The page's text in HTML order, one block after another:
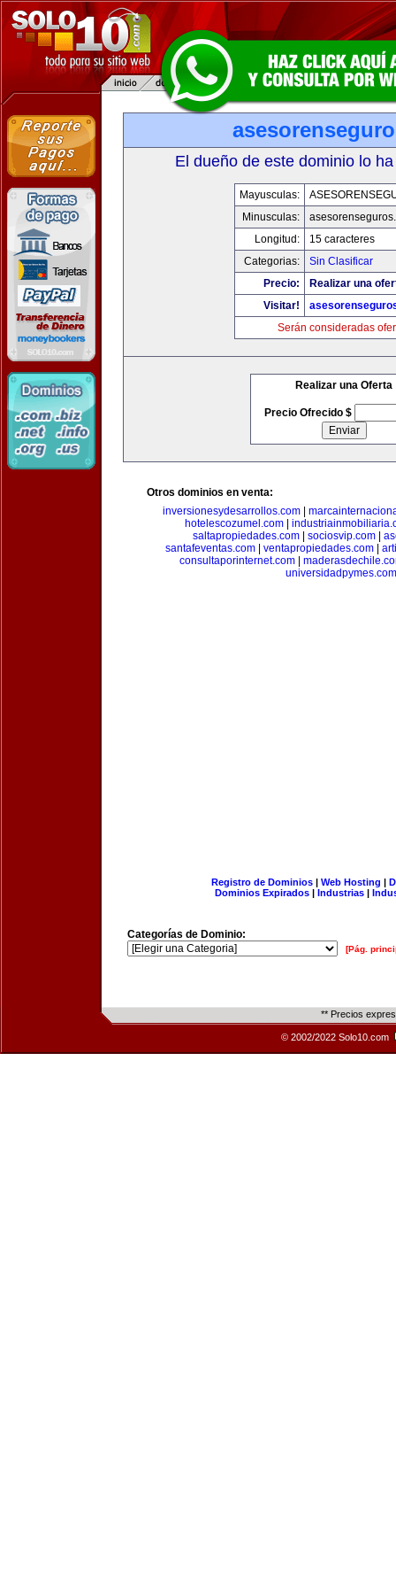
El dueño de este dominio lo
Mayusculas:
Minusculas:
Longitud:
15 caracteres
Categorias:
Sin Clasificar
Precio:
Realizar una
Visitar!
Serán consideradas
Realizar una Oferta
Precio Ofrecido $
Otros dominios en venta:
inversionesydesarrollos.com|
hotelescozumel.com
saltapropiedades.com| sociosvip.com|
santafeventas.com| ventapropiedades.com|
consultaporinternet.com
universidadpymes.com
Registro de Dominios| Web Hosting |
Dominios Expirados | Industrias |
Categorías de Dominio:
[Pág.
** Precios
© 2002/2022 Solo10.com